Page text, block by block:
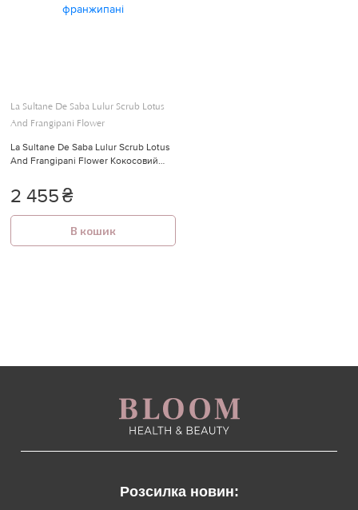
La Sultane De Saba Lulur Scrub Lotus
And Frangipani Flower
La Sultane De Saba Lulur Scrub Lotus
And Frangipani Flower Кокосовий
франжипані
2 455₴
В кошик
Розсилка новин: